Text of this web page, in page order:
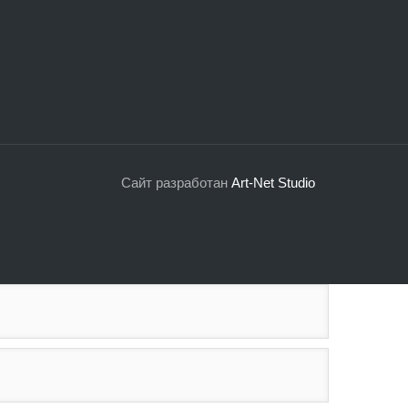
Сайт разработан Art-Net Studio